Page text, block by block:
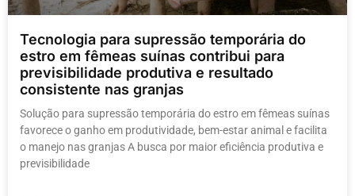
Tecnologia para supressão temporária do
estro em fêmeas suínas contribui para
previsibilidade produtiva e resultado
consistente nas granjas
Solução para supressão temporária do estro em fêmeas suínas
favorece o ganho em produtividade, bem-estar animal e facilita
o manejo nas granjas A busca por maior eficiência produtiva e
previsibilidade